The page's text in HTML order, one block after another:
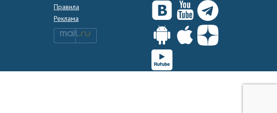
Правила
Реклама